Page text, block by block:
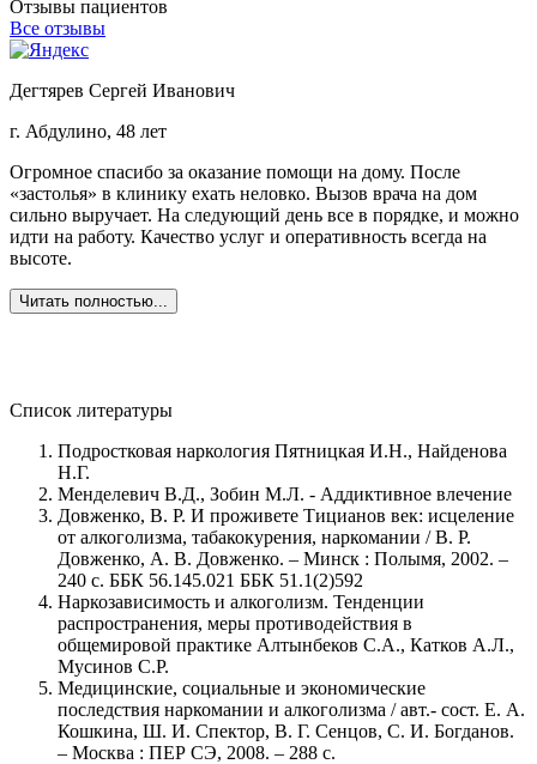
Отзывы пациентов
Все отзывы
Дегтярев Сергей Иванович
г. Абдулино, 48 лет
Огромное спасибо за оказание помощи на дому. После
«застолья» в клинику ехать неловко. Вызов врача на дом
сильно выручает. На следующий день все в порядке, и можно
идти на работу. Качество услуг и оперативность всегда на
высоте.
Читать полностью...
Список литературы
Подростковая наркология Пятницкая И.Н., Найденова
Н.Г.
Менделевич В.Д., Зобин М.Л. - Аддиктивное влечение
Довженко, В. Р. И проживете Тицианов век: исцеление
от алкоголизма, табакокурения, наркомании / В. Р.
Довженко, А. В. Довженко. – Минск : Полымя, 2002. –
240 с. ББК 56.145.021 ББК 51.1(2)592
Наркозависимость и алкоголизм. Тенденции
распространения, меры противодействия в
общемировой практике Алтынбеков С.А., Катков А.Л.,
Мусинов С.Р.
Медицинские, социальные и экономические
последствия наркомании и алкоголизма / авт.- сост. Е. А.
Кошкина, Ш. И. Спектор, В. Г. Сенцов, С. И. Богданов.
– Москва : ПЕР СЭ, 2008. – 288 с.